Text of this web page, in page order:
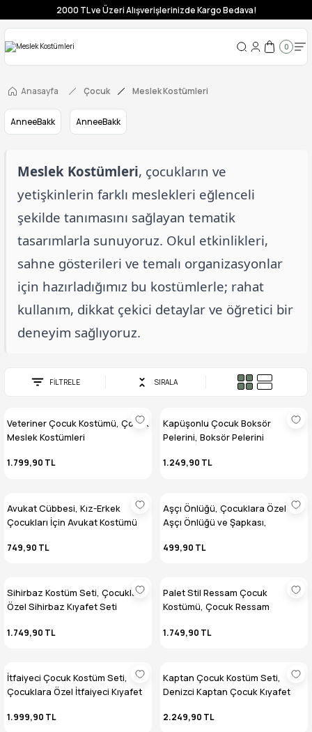
2000 TL ve Üzeri Alışverişlerinizde Kargo Bedava!
0
Anasayfa Çocuk Meslek Kostümleri
AnneeBakk AnneeBakk
Meslek Kostümleri, çocukların ve
yetişkinlerin farklı meslekleri eğlenceli
şekilde tanımasını sağlayan tematik
tasarımlarla sunuyoruz. Okul etkinlikleri,
sahne gösterileri ve temalı organizasyonlar
için hazırladığımız bu kostümlerle; rahat
kullanım, dikkat çekici detaylar ve öğretici bir
deneyim sağlıyoruz.
FİLTRELE SIRALA
Veteriner Çocuk Kostümü, Çocuk
Meslek Kostümleri
1.799,90 TL
Kapüşonlu Çocuk Boksör
Pelerini, Boksör Pelerini
1.249,90 TL
Avukat Cübbesi, Kız-Erkek
Çocukları İçin Avukat Kostümü
749,90 TL
Aşçı Önlüğü, Çocuklara Özel
Aşçı Önlüğü ve Şapkası,
499,90 TL
Sihirbaz Kostüm Seti, Çocuklara
Özel Sihirbaz Kıyafet Seti
1.749,90 TL
Palet Stil Ressam Çocuk
Kostümü, Çocuk Ressam
1.749,90 TL
İtfaiyeci Çocuk Kostüm Seti,
Çocuklara Özel İtfaiyeci Kıyafet
1.999,90 TL
Kaptan Çocuk Kostüm Seti,
Denizci Kaptan Çocuk Kıyafet
2.249,90 TL